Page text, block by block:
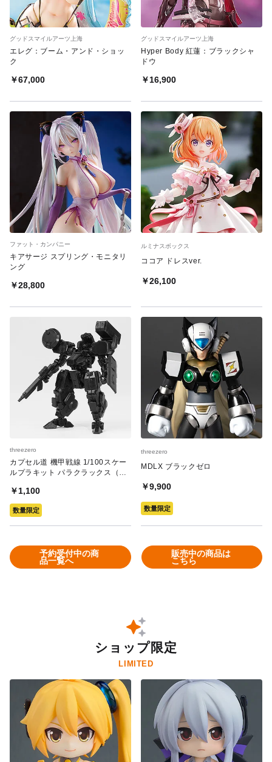
グッドスマイルアーツ上海
エレグ：ブーム・アンド・ショッ
ク
￥67,000
グッドスマイルアーツ上海
Hyper Body 紅蓮：ブラックシャ
ドウ
￥16,900
ファット・カンパニー
キアサージ スプリング・モニタリ
ング
￥28,800
ルミナスボックス
ココア ドレスver.
￥26,100
threezero
カプセル道 機甲戦線 1/100スケー
ルプラキット パラクラックス（ス
￥1,100
数量限定
threezero
MDLX ブラックゼロ
￥9,900
数量限定
予約受付中の商
品一覧へ
販売中の商品は
こちら
ショップ限定
LIMITED